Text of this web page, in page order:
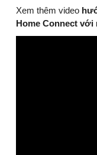
Xem thêm video
Home Connect